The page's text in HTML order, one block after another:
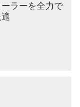
ラーを全力で